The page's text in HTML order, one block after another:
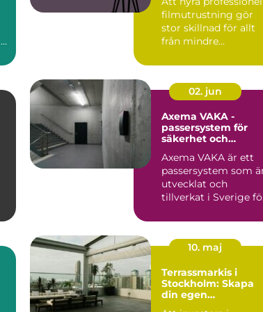
filmutrustning gör
stor skillnad för allt
från mindre
stö...
02. jun
Axema VAKA -
passersystem för
säkerhet och
Axema VAKA är ett
passersystem som
utvecklat och
tillverkat i Sverige
10. maj
Terrassmarkis i
Stockholm: Skapa
din egen